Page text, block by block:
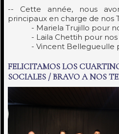
-- Cette année, nous
principaux en charge de nos
- Mariela Trujillo pour
- Laila Chettih pour nos
- Vincent Bellegueulle
FELICITAMOS LOS
SOCIALES / BRAVO A NOS